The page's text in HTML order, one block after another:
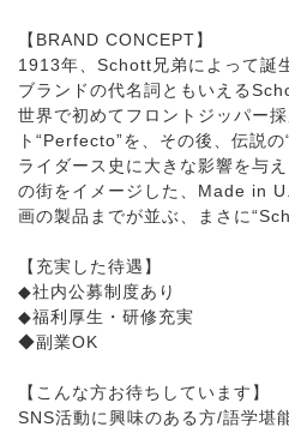
【BRAND CONCEPT】
1913年、Schott兄弟によって誕
ブランドの代名詞ともいえる
世界で初めてフロントジッパー
ト“Perfecto”を、その後、伝説
ライダース史に大きな影響を与
の街をイメージした、Made in
画の製品までが並ぶ、まさに
【充実した待遇】
◆社内公募制度あり
◆福利厚生・研修充実
◆副業OK
【こんな方お待ちしています】
SNS活動に興味のある方/語学堪